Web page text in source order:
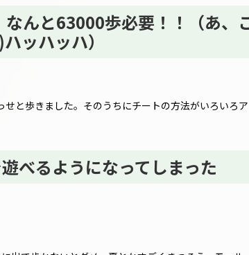
んと63000歩必要！！（あ、
ッハッハ）
と歩きました。そのうちにチートの方法がいろいろア
べるようになってしまった